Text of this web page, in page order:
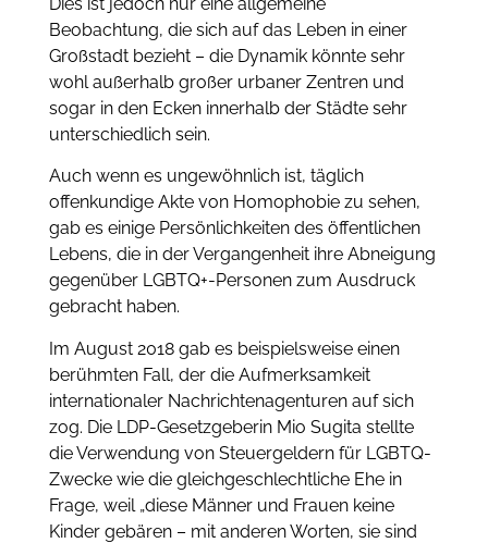
Beobachtung, die sich auf das Leben in einer
Großstadt bezieht – die Dynamik könnte sehr
wohl außerhalb großer urbaner Zentren und
sogar in den Ecken innerhalb der Städte sehr
unterschiedlich sein.
Auch wenn es ungewöhnlich ist, täglich
offenkundige Akte von Homophobie zu sehen,
gab es einige Persönlichkeiten des öffentlichen
Lebens, die in der Vergangenheit ihre Abneigung
gegenüber LGBTQ+-Personen zum Ausdruck
gebracht haben.
Im August 2018 gab es beispielsweise einen
berühmten Fall, der die Aufmerksamkeit
internationaler Nachrichtenagenturen auf sich
zog. Die LDP-Gesetzgeberin Mio Sugita stellte
die Verwendung von Steuergeldern für LGBTQ-
Zwecke wie die gleichgeschlechtliche Ehe in
Frage, weil „diese Männer und Frauen keine
Kinder gebären – mit anderen Worten, sie sind